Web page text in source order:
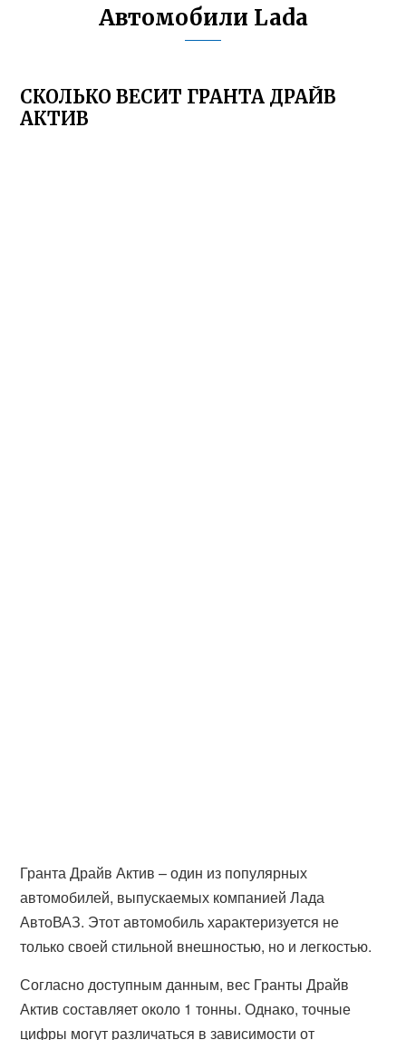
Автомобили Lada
СКОЛЬКО ВЕСИТ ГРАНТА ДРАЙВ
АКТИВ
Гранта Драйв Актив – один из популярных
автомобилей, выпускаемых компанией Лада
АвтоВАЗ. Этот автомобиль характеризуется не
только своей стильной внешностью, но и легкостью.
Согласно доступным данным, вес Гранты Драйв
Актив составляет около 1 тонны. Однако, точные
цифры могут различаться в зависимости от